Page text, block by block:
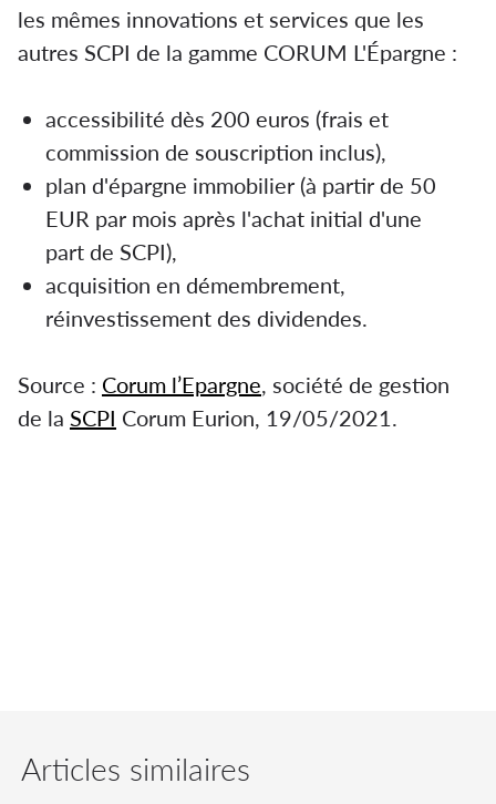
les mêmes innovations et services que les
autres SCPI de la gamme CORUM L'Épargne :
accessibilité dès 200 euros (frais et
commission de souscription inclus),
plan d'épargne immobilier (à partir de 50
EUR par mois après l'achat initial d'une
part de SCPI),
acquisition en démembrement,
réinvestissement des dividendes.
Source : Corum l’Epargne , société de gestion
de la SCPI Corum Eurion, 19/05/2021.
Articles similaires